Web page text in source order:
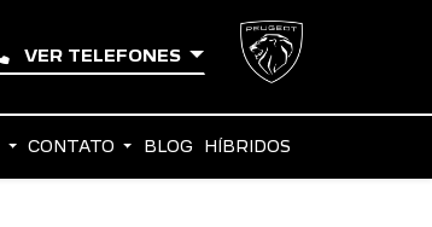
VER TELEFONES
CONTATO BLOG HÍBRIDOS